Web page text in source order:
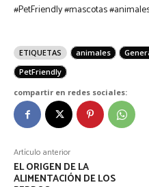
#PetFriendly #mascotas
ETIQUETAS animales
PetFriendly
compartir en redes sociales:
Artículo anterior
EL ORIGEN DE LA
ALIMENTACIÓN DE LOS